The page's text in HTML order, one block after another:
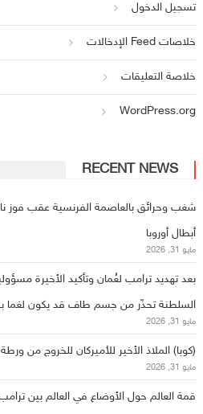
تسجيل الدخول
خلاصات Feed الإدخالات
خلاصة التعليقات
WordPress.org
RECENT NEWS
شغب وحرائق بالعاصمة الفرنسية عقب فوز
أبطال أوروبا
مايو 31, 2026
بعد تهديد ترامب لعُمان وتأكيد الأخيرة
السلطنة تحذّر من جسم طاف قد يكون لغما
مايو 31, 2026
(كوبا) الملاذ الأخير للأميركان للخروج من
مايو 31, 2026
قمة العالم حول الأوضاع في العالم بين